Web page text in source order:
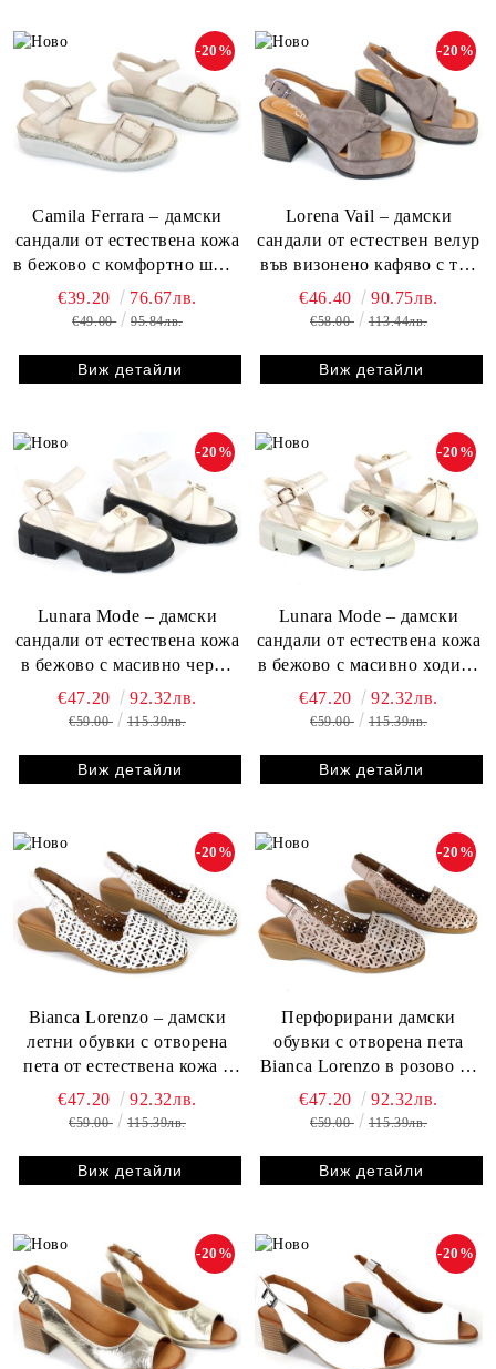
Camila Ferrara – дамски
сандали от естествена кожа
в бежово с комфортно шито
ходило
-20%
€39.20 76.67лв.
€49.00 95.84лв.
Виж детайли
Lorena Vail – дамски
сандали от естествен велур
във визонено кафяво с ток
и платформа
-20%
€46.40 90.75лв.
€58.00 113.44лв.
Виж детайли
Lunara Mode – дамски
сандали от естествена кожа
в бежово с масивно черно
ходило и модерен акцент
-20%
€47.20 92.32лв.
€59.00 115.39лв.
Виж детайли
Lunara Mode – дамски
сандали от естествена кожа
в бежово с масивно ходило
и модерен акцент
-20%
€47.20 92.32лв.
€59.00 115.39лв.
Виж детайли
Bianca Lorenzo – дамски
летни обувки с отворена
пета от естествена кожа с
перфорация в бяло
-20%
€47.20 92.32лв.
€59.00 115.39лв.
Виж детайли
Перфорирани дамски
обувки с отворена пета
Bianca Lorenzo в розово от
естествена кожа – комфорт
и лекота за лятото
-20%
€47.20 92.32лв.
€59.00 115.39лв.
Виж детайли
-20% -20%